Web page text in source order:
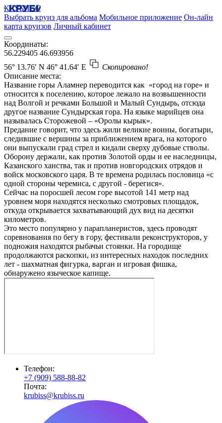
КРУБИСС
Выбрать круиз для альбома Мобильное приложение Он-лайн
карта круизов Личный кабинет
Координаты:
56.229405 46.693956
56° 13.76′ N 46° 41.64′ E
Скопировано!
Описание места:
Название горы Аламнер переводится как «город на горе» и
относится к поселению, которое лежало на возвышенности
над Волгой и речками Большой и Малый Сундырь, отсюда
другое название Сундырская гора. На языке марийцев она
называлась Сторожевой – «Оролы кырык».
Предание говорит, что здесь жили великие воины, богатыри,
следившие с вершины за приближением врага, на которого
они выпускали град стрел и кидали сверху дубовые стволы.
Оборону держали, как против Золотой орды и ее наследницы,
Казанского ханства, так и против новгородских отрядов и
войск московского царя. В те времена родилась пословица «с
одной стороны черемиса, с другой - берегися».
Сейчас на поросшей лесом горе высотой 141 метр над
уровнем моря находятся несколько смотровых площадок,
откуда открывается захватывающий дух вид на десятки
километров.
Это место популярно у парапланеристов, здесь проводят
соревнования по бегу в гору, фестивали реконструкторов, у
подножия находятся рыбачьи стоянки. На городище
продолжаются раскопки, из интересных находок последних
лет - шахматная фигурка, варган и игровая фишка,
обнаружено языческое капище.
Телефон:
+7 (909) 588-88-82
Почта:
krubiss@krubiss.ru